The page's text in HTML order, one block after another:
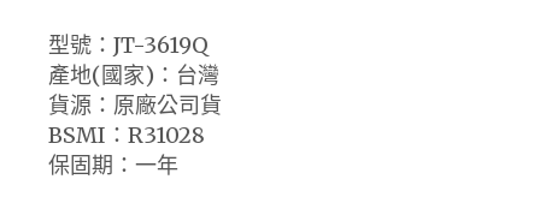
型號：JT-3619Q
產地(國家)：台灣
貨源：原廠公司貨
BSMI：R31028
保固期：一年